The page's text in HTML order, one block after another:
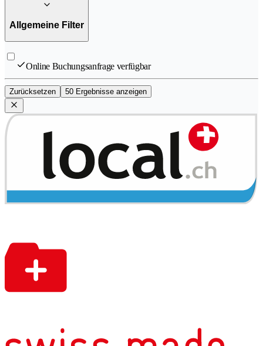
Allgemeine Filter
Online Buchungsanfrage verfügbar
Zurücksetzen 50 Ergebnisse anzeigen